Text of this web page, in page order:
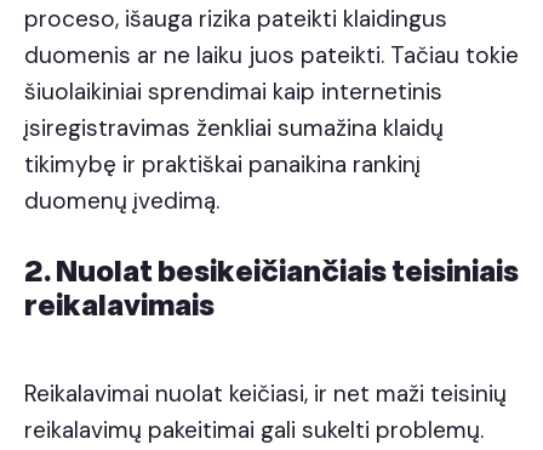
proceso, išauga rizika pateikti klaidingus
duomenis ar ne laiku juos pateikti. Tačiau tokie
šiuolaikiniai sprendimai kaip internetinis
įsiregistravimas ženkliai sumažina klaidų
tikimybę ir praktiškai panaikina rankinį
duomenų įvedimą.
2. Nuolat besikeičiančiais teisiniais
reikalavimais
Reikalavimai nuolat keičiasi, ir net maži teisinių
reikalavimų pakeitimai gali sukelti problemų.